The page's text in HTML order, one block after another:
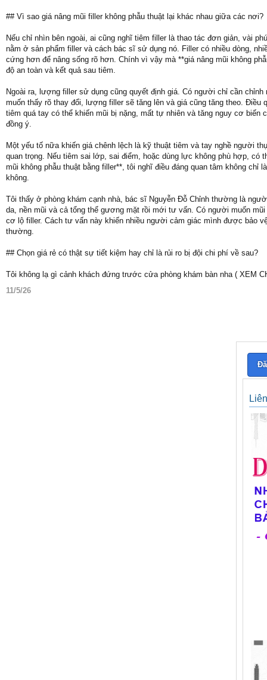
## Vì sao giá nâng mũi filler không phẫu thuật lại khác nhau giữa các nơi?
Nếu chỉ nhìn bên ngoài, ai cũng nghĩ tiêm filler là thao tác đơn giản, vài
nằm ở sản phẩm filler và cách bác sĩ sử dụng nó. Filler có nhiều dòng,
cứng hơn để nâng sống rõ hơn. Chính vì vậy mà **giá nâng mũi không
độ an toàn và kết quả sau tiêm.
Ngoài ra, lượng filler sử dụng cũng quyết định giá. Có người chỉ cần
muốn thấy rõ thay đổi, lượng filler sẽ tăng lên và giá cũng tăng theo.
tiêm quá tay có thể khiến mũi bị nặng, mất tự nhiên và tăng nguy cơ
đồng ý.
Một yếu tố nữa khiến giá chênh lệch là kỹ thuật tiêm và tay nghề người
quan trọng. Nếu tiêm sai lớp, sai điểm, hoặc dùng lực không phù hợp,
mũi không phẫu thuật bằng filler**, tôi nghĩ điều đáng quan tâm không
không.
Tôi thấy ở phòng khám cạnh nhà, bác sĩ Nguyễn Đỗ Chỉnh thường là
da, nền mũi và cả tổng thể gương mặt rồi mới tư vấn. Có người muốn
cơ lộ filler. Cách tư vấn này khiến nhiều người cảm giác mình được bảo
thường.
## Chọn giá rẻ có thật sự tiết kiệm hay chỉ là rủi ro bị đội chi phí về sau?
Tôi không lạ gì cảnh khách đứng trước cửa phòng khám bàn nha ( XEM
11/5/26